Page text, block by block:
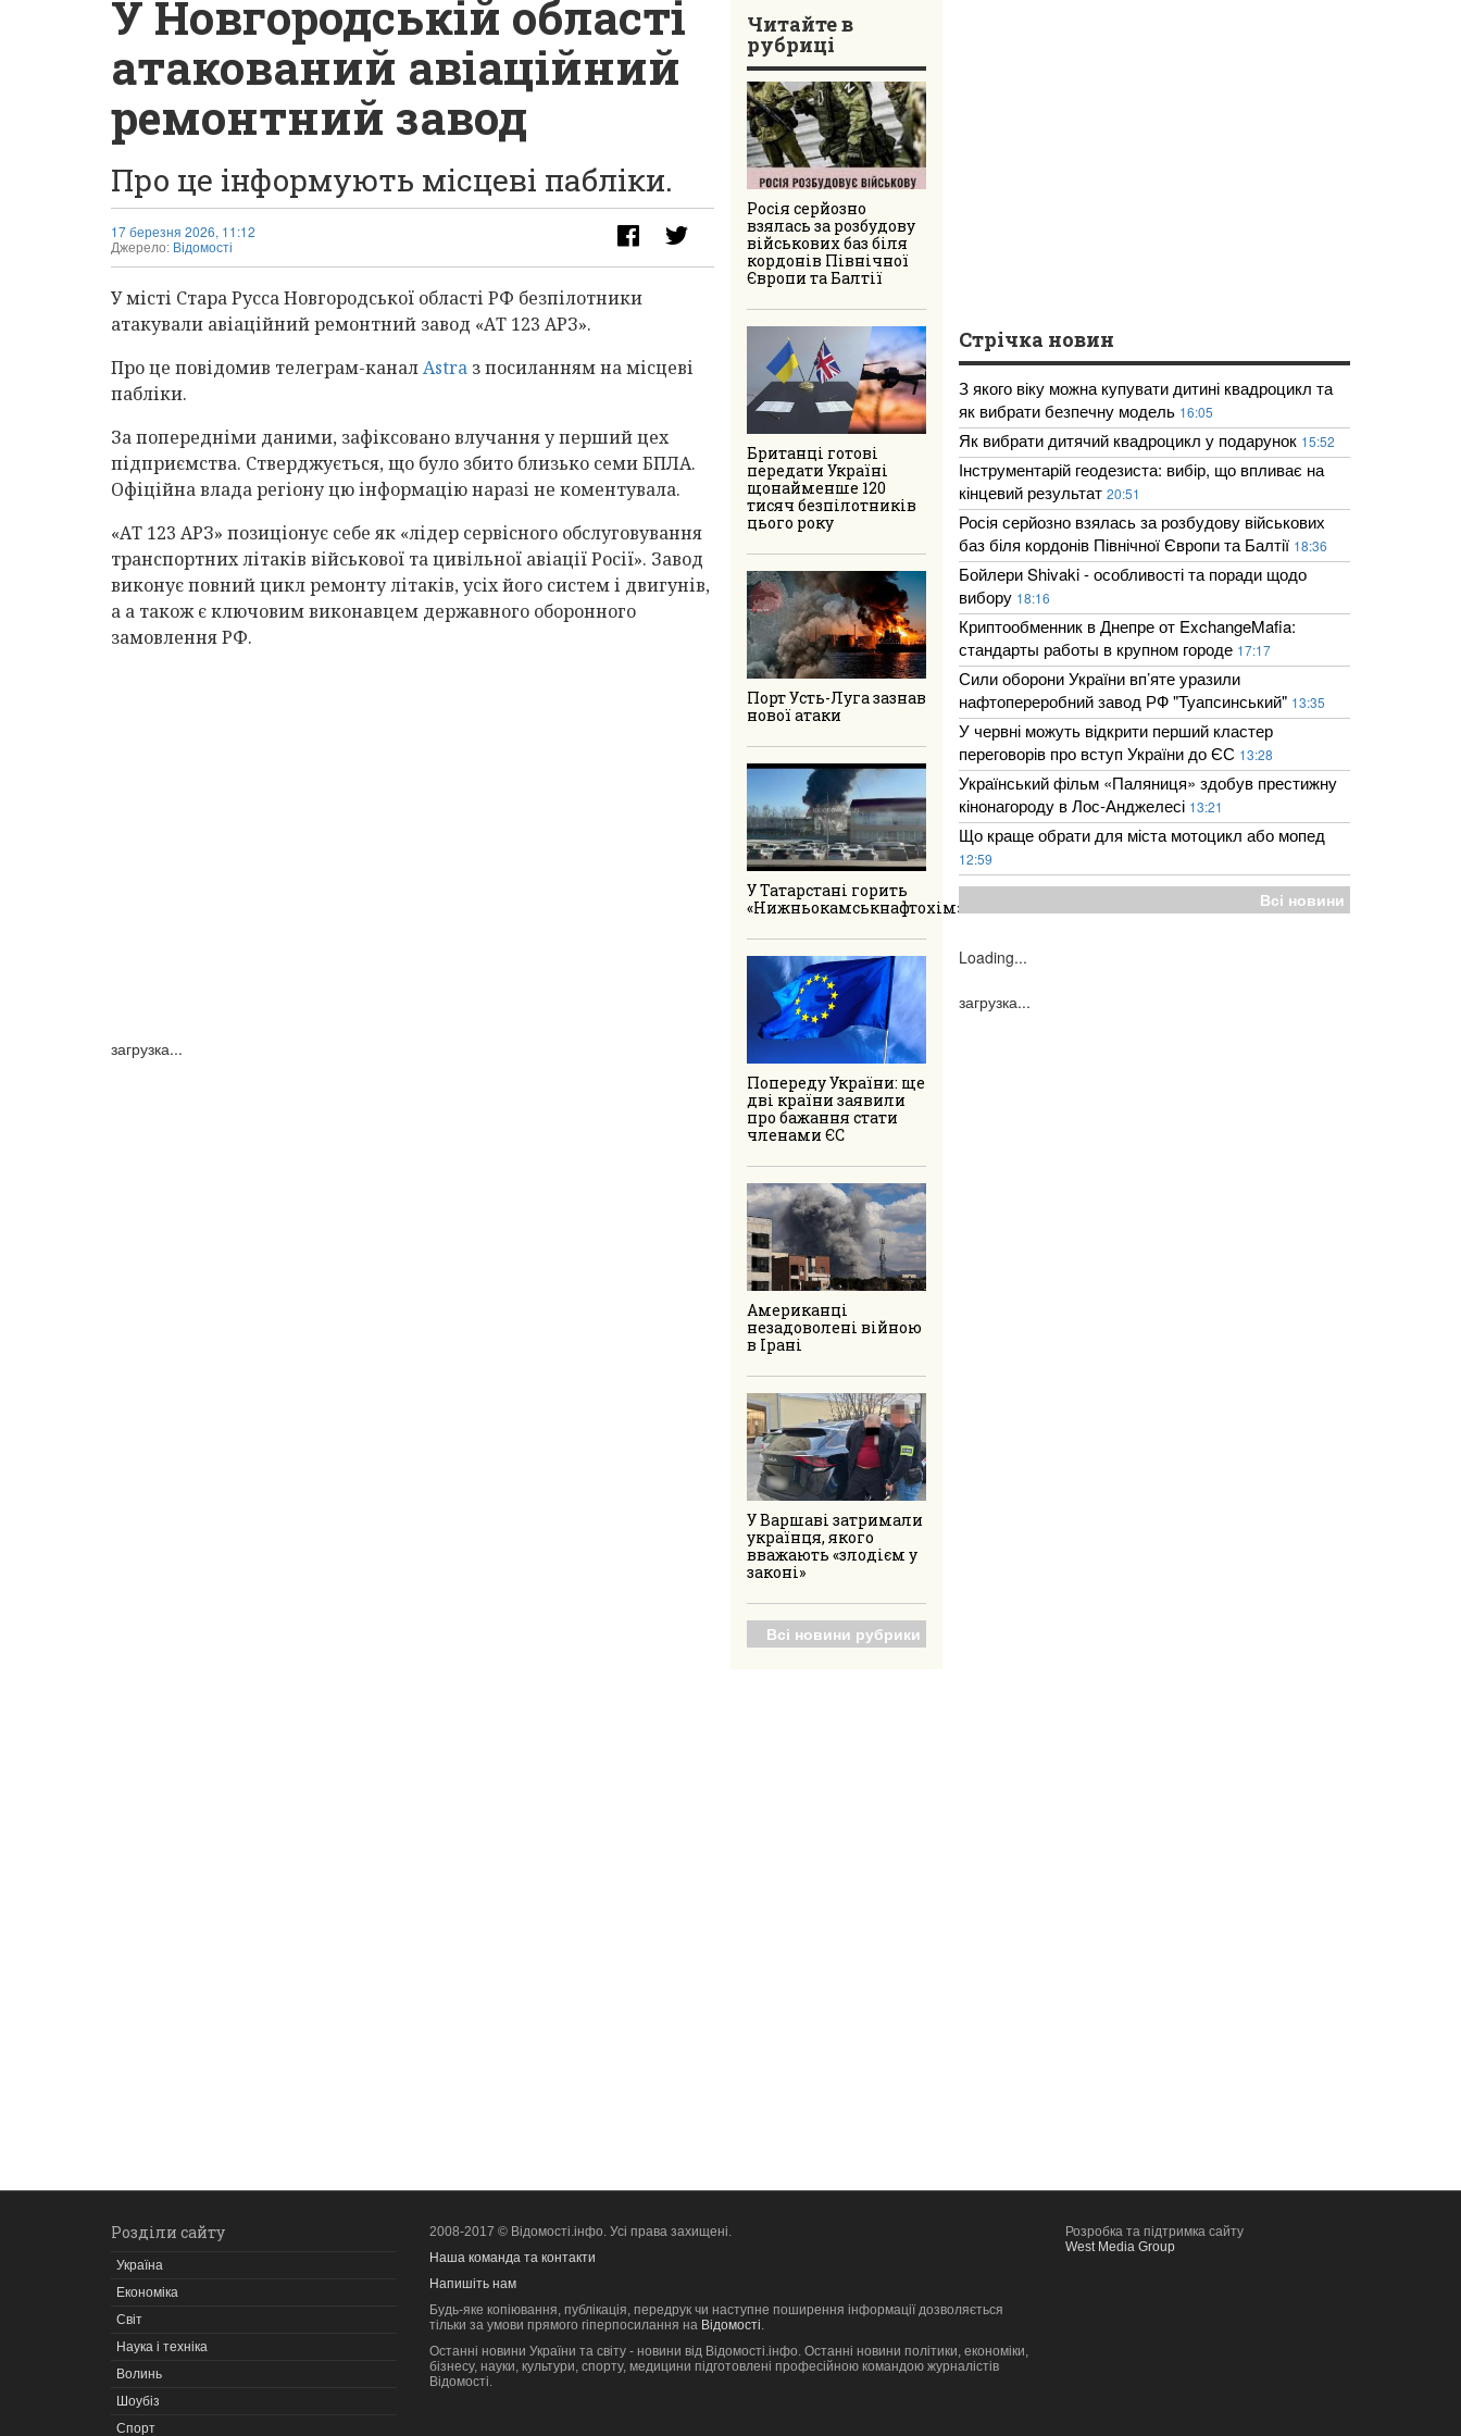
У Новгородській області
атакований авіаційний
ремонтний завод
Про це інформують місцеві пабліки.
17 березня 2026, 11:12
Джерело: Відомості
У місті Стара Русса Новгородської області РФ безпілотники
атакували авіаційний ремонтний завод «АТ 123 АРЗ».
Про це повідомив телеграм-каналAstra з посиланням на місцеві
пабліки.
За попередніми даними, зафіксовано влучання у перший цех
підприємства. Стверджується, що було збито близько семи БПЛА.
Офіційна влада регіону цю інформацію наразі не коментувала.
«АТ 123 АРЗ» позиціонує себе як «лідер сервісного обслуговування
транспортних літаків військової та цивільної авіації Росії». Завод
виконує повний цикл ремонту літаків, усіх його систем і двигунів,
а а також є ключовим виконавцем державного оборонного
замовлення РФ.
загрузка...
Читайте в
рубриці
Росія серйозно
взялась за розбудову
військових баз біля
кордонів Північної
Європи та Балтії
Британці готові
передати Україні
щонайменше 120
тисяч безпілотників
цього року
Порт Усть-Луга зазнав
нової атаки
У Татарстані горить
«Нижньокамськнафтохім»
Попереду України: ще
дві країни заявили
про бажання стати
членами ЄС
Американці
незадоволені війною
в Ірані
У Варшаві затримали
українця, якого
вважають «злодієм у
законі»
Всі новини рубрики
Стрічка новин
З якого віку можна купувати дитині квадроцикл та
як вибрати безпечну модель 16:05
Як вибрати дитячий квадроцикл у подарунок 15:52
Інструментарій геодезиста: вибір, що впливає на
кінцевий результат 20:51
Росія серйозно взялась за розбудову військових
баз біля кордонів Північної Європи та Балтії 18:36
Бойлери Shivaki - особливості та поради щодо
вибору 18:16
Криптообменник в Днепре от ExchangeMafia:
стандарты работы в крупном городе 17:17
Сили оборони України вп’яте уразили
нафтопереробний завод РФ "Туапсинський" 13:35
У червні можуть відкрити перший кластер
переговорів про вступ України до ЄС 13:28
Український фільм «Паляниця» здобув престижну
кінонагороду в Лос-Анджелесі 13:21
Що краще обрати для міста мотоцикл або мопед
12:59
Всі новини
Loading...
загрузка...
Розділи сайту
Україна
Економіка
Світ
Наука і техніка
Волинь
Шоубіз
Спорт
2008-2017 © Відомості.інфо. Усі права захищені.
Наша команда та контакти
Напишіть нам
Будь-яке копiювання, публiкацiя, передрук чи наступне поширення iнформацiї дозволяється
тільки за умови прямого гіперпосилання на Відомості.
Останні новини України та світу - новини від Відомості.інфо. Останні новини політики, економіки,
бізнесу, науки, культури, спорту, медицини підготовлені професійною командою журналістів
Відомості.
Розробка та підтримка сайту
West Media Group